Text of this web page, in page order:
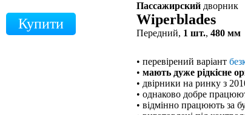
Пассажирский дворник
Wiperblades
Передний, 1 шт., 480 мм
• перевірений варіант
• мають дуже рідкісне
• двірники на ринку з
• однаково добре
• відмінно працюють за